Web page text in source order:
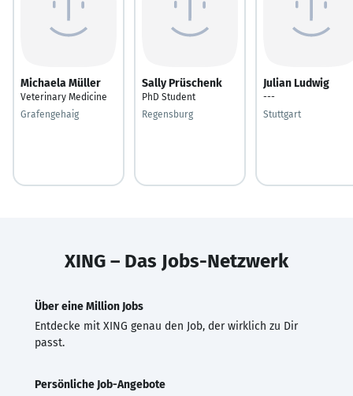
Michaela Müller
Veterinary Medicine
Grafengehaig
Sally Prüschenk
PhD Student
Regensburg
Julian Ludwig
---
Stuttgart
XING – Das Jobs-Netzwerk
Über eine Million Jobs
Entdecke mit XING genau den Job, der wirklich zu Dir
passt.
Persönliche Job-Angebote